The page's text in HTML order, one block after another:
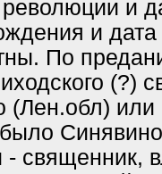
и
и дата
По
(?)
(Лен.обл)
- священник,